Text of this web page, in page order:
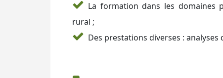
La formation dans les domaines
rural ;
Des prestations diverses :